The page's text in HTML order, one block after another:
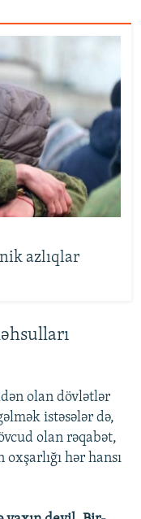
azlıqlar
olan dövlətlər
istəsələr də,
olan rəqabət,
hər hansı